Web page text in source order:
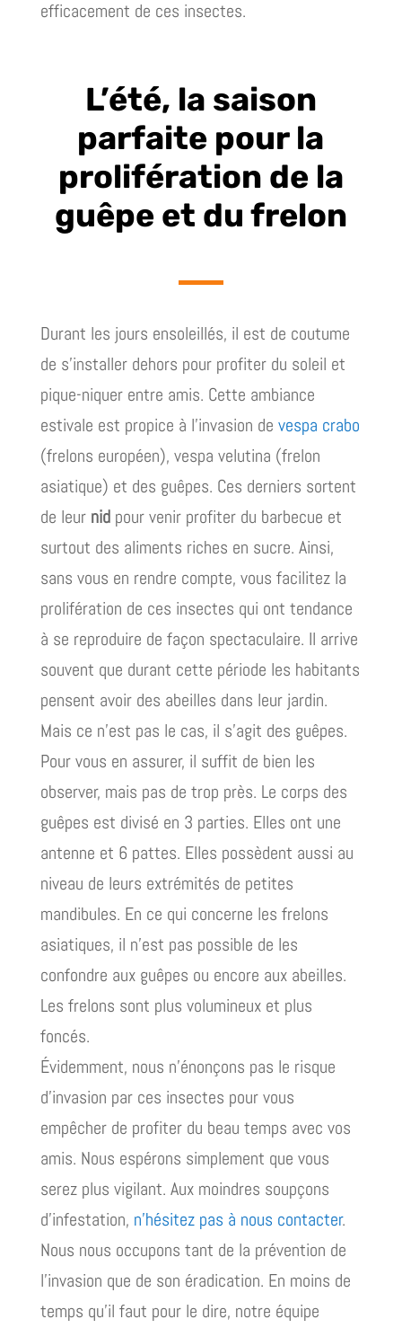
efficacement de ces insectes.
L’été, la saison
parfaite pour la
prolifération de la
guêpe et du frelon
Durant les jours ensoleillés, il est de coutume
de s’installer dehors pour profiter du soleil et
pique-niquer entre amis. Cette ambiance
estivale est propice à l’invasion de vespa crabo
(frelons européen), vespa velutina (frelon
asiatique) et des guêpes. Ces derniers sortent
de leur nidpour venir profiter du barbecue et
surtout des aliments riches en sucre. Ainsi,
sans vous en rendre compte, vous facilitez la
prolifération de ces insectes qui ont tendance
à se reproduire de façon spectaculaire. Il arrive
souvent que durant cette période les habitants
pensent avoir des abeilles dans leur jardin.
Mais ce n’est pas le cas, il s’agit des guêpes.
Pour vous en assurer, il suffit de bien les
observer, mais pas de trop près. Le corps des
guêpes est divisé en 3 parties. Elles ont une
antenne et 6 pattes. Elles possèdent aussi au
niveau de leurs extrémités de petites
mandibules. En ce qui concerne les frelons
asiatiques, il n’est pas possible de les
confondre aux guêpes ou encore aux abeilles.
Les frelons sont plus volumineux et plus
foncés.
Évidemment, nous n’énonçons pas le risque
d’invasion par ces insectes pour vous
empêcher de profiter du beau temps avec vos
amis. Nous espérons simplement que vous
serez plus vigilant. Aux moindres soupçons
d’infestation, n’hésitez pas à nous contacter.
Nous nous occupons tant de la prévention de
l’invasion que de son éradication. En moins de
temps qu’il faut pour le dire, notre équipe